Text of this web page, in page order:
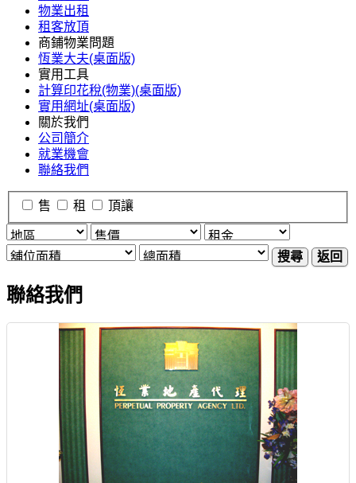
物業出租
租客放頂
商鋪物業問題
恆業大夫(桌面版)
實用工具
計算印花稅(物業)(桌面版)
實用網址(桌面版)
關於我們
公司簡介
就業機會
聯絡我們
售 租 頂讓
搜尋 返回
聯絡我們